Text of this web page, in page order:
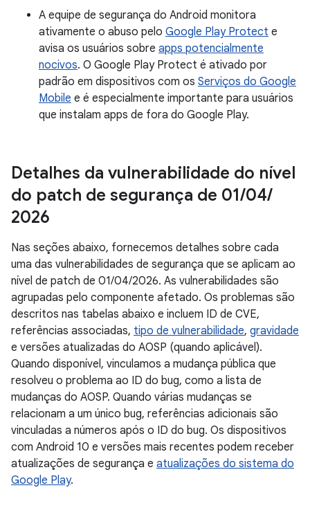
A equipe de segurança do Android monitora
ativamente o abuso pelo Google Play Protect e
avisa os usuários sobre apps potencialmente
nocivos. O Google Play Protect é ativado por
padrão em dispositivos com os Serviços do Google
Mobile e é especialmente importante para usuários
que instalam apps de fora do Google Play.
Detalhes da vulnerabilidade do nível
do patch de segurança de 01/04/
2026
Nas seções abaixo, fornecemos detalhes sobre cada
uma das vulnerabilidades de segurança que se aplicam ao
nível de patch de 01/04/2026. As vulnerabilidades são
agrupadas pelo componente afetado. Os problemas são
descritos nas tabelas abaixo e incluem ID de CVE,
referências associadas, tipo de vulnerabilidade, gravidade
e versões atualizadas do AOSP (quando aplicável).
Quando disponível, vinculamos a mudança pública que
resolveu o problema ao ID do bug, como a lista de
mudanças do AOSP. Quando várias mudanças se
relacionam a um único bug, referências adicionais são
vinculadas a números após o ID do bug. Os dispositivos
com Android 10 e versões mais recentes podem receber
atualizações de segurança e atualizações do sistema do
Google Play.